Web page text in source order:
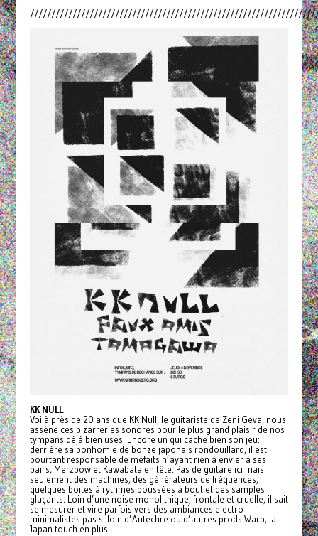
KK NULL
Voilà près de 20 ans que KK Null, le guitariste de Zeni Geva, nous
assène ces bizarreries sonores pour le plus grand plaisir de nos
tympans déjà bien usés. Encore un qui cache bien son jeu:
derrière sa bonhomie de bonze japonais rondouillard, il est
pourtant responsable de méfaits n’ayant rien à envier à ses
pairs, Merzbow et Kawabata en tête. Pas de guitare ici mais
seulement des machines, des générateurs de fréquences,
quelques boites à rythmes poussées à bout et des samples
glaçants. Loin d’une noise monolithique, frontale et cruelle, il sait
se mesurer et vire parfois vers des ambiances electro
minimalistes pas si loin d’Autechre ou d’autres prods Warp, la
Japan touch en plus.